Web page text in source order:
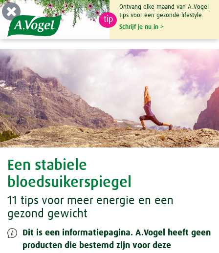
Een stabiele
bloedsuikerspiegel
11 tips voor meer energie en een
gezond gewicht
Dit is een informatiepagina. A.Vogel heeft geen
producten die bestemd zijn voor deze
tip
Ontvang elke maand van A.Vogel
tips voor een gezonde lifestyle.
Schrijf je nu in >